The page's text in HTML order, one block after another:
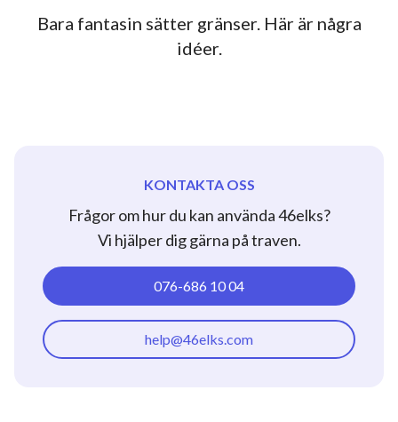
Bara fantasin sätter gränser. Här är några
idéer.
KONTAKTA OSS
Frågor om hur du kan använda 46elks?
Vi hjälper dig gärna på traven.
076-686 10 04
help@46elks.com